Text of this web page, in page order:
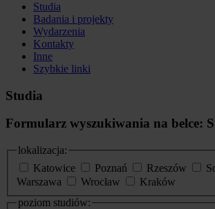
Studia
Badania i projekty
Wydarzenia
Kontakty
Inne
Szybkie linki
Studia
Formularz wyszukiwania na belce:
lokalizacja:
Katowice
Poznań Rzeszów
Warszawa
Wrocław
Kraków
poziom studiów: